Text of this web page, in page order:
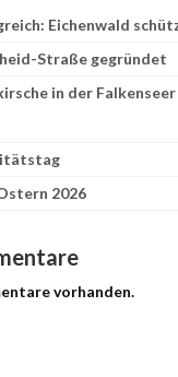
Eichenwald
Straße gegründet
in der
2026
vorhanden.